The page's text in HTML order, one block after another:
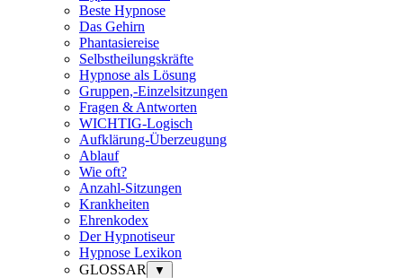
Beste Hypnose
Das Gehirn
Phantasiereise
Selbstheilungskräfte
Hypnose als Lösung
Gruppen,-Einzelsitzungen
Fragen & Antworten
WICHTIG-Logisch
Aufklärung-Überzeugung
Ablauf
Wie oft?
Anzahl-Sitzungen
Krankheiten
Ehrenkodex
Der Hypnotiseur
Hypnose Lexikon
GLOSSAR
▼